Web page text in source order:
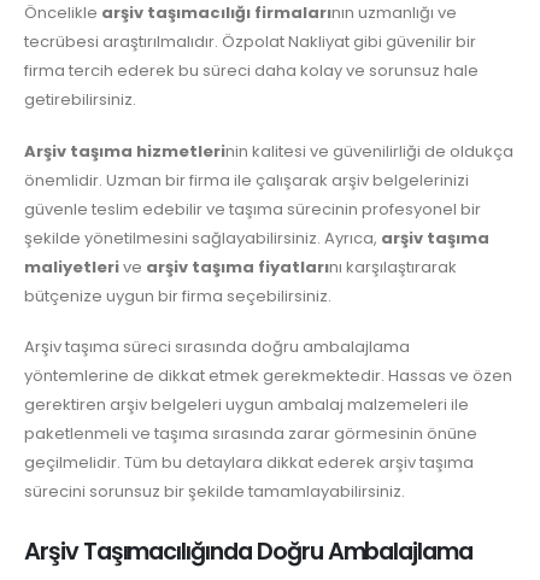
Öncelikle arşiv taşımacılığı firmalarının uzmanlığı ve
tecrübesi araştırılmalıdır. Özpolat Nakliyat gibi güvenilir bir
firma tercih ederek bu süreci daha kolay ve sorunsuz hale
getirebilirsiniz.
Arşiv taşıma hizmetlerinin kalitesi ve güvenilirliği de oldukça
önemlidir. Uzman bir firma ile çalışarak arşiv belgelerinizi
güvenle teslim edebilir ve taşıma sürecinin profesyonel bir
şekilde yönetilmesini sağlayabilirsiniz. Ayrıca, arşiv taşıma
maliyetlerive arşiv taşıma fiyatlarını karşılaştırarak
bütçenize uygun bir firma seçebilirsiniz.
Arşiv taşıma süreci sırasında doğru ambalajlama
yöntemlerine de dikkat etmek gerekmektedir. Hassas ve özen
gerektiren arşiv belgeleri uygun ambalaj malzemeleri ile
paketlenmeli ve taşıma sırasında zarar görmesinin önüne
geçilmelidir. Tüm bu detaylara dikkat ederek arşiv taşıma
sürecini sorunsuz bir şekilde tamamlayabilirsiniz.
Arşiv Taşımacılığında Doğru Ambalajlama